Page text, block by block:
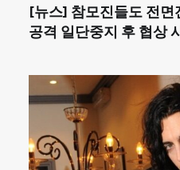
[뉴스] 참모진들도 전면
공격 일단중지 후 협상